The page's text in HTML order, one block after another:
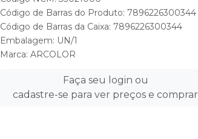
Código de Barras do Produto: 7896226300344
Código de Barras da Caixa: 7896226300344
Embalagem: UN/1
Marca: ARCOLOR
Faça seu login ou
cadastre-se para ver preços e comprar